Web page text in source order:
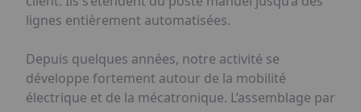
lignes entièrement automatisées.
Depuis quelques années, notre activité se
développe fortement autour de la mobilité
électrique et de la mécatronique. L’assemblage par